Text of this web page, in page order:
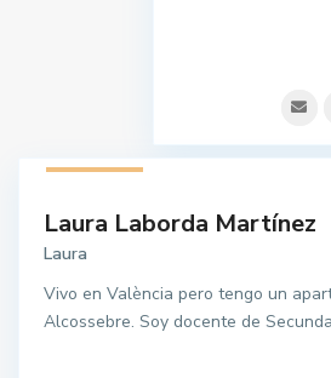
Laura Laborda Martínez
Laura
Vivo en València pero tengo un
Alcossebre. Soy docente de